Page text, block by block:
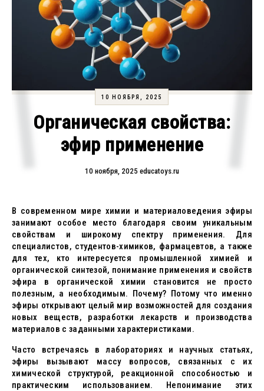
10 НОЯБРЯ, 2025
Органическая свойства:
эфир применение
10 ноября, 2025 educatoys.ru
В современном мире химии и материаловедения эфиры
занимают особое место благодаря своим уникальным
свойствам и широкому спектру применения. Для
специалистов, студентов-химиков, фармацевтов, а также
для тех, кто интересуется промышленной химией и
органической синтезой, понимание применения и свойств
эфира в органической химии становится не просто
полезным, а необходимым. Почему? Потому что именно
эфиры открывают целый мир возможностей для создания
новых веществ, разработки лекарств и производства
материалов с заданными характеристиками.
Часто встречаясь в лабораториях и научных статьях,
эфиры вызывают массу вопросов, связанных с их
химической структурой, реакционной способностью и
практическим использованием. Непонимание этих